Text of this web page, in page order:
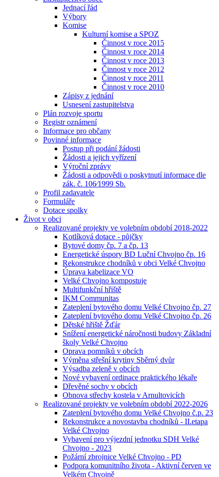
Jednací řád
Výbory
Komise
Kulturní komise a SPOZ
Činnost v roce 2015
Činnost v roce 2014
Činnost v roce 2013
Činnost v roce 2012
Činnost v roce 2011
Činnost v roce 2010
Zápisy z jednání
Usnesení zastupitelstva
Plán rozvoje sportu
Registr oznámení
Informace pro občany
Povinné informace
Postup při podání žádosti
Žádosti a jejich vyřízení
Výroční zprávy
Žádosti a odpovědi o poskytnutí informace dle
zák. č. 106⁄1999 Sb.
Profil zadavatele
Formuláře
Dotace spolky
Život v obci
Realizované projekty ve volebním období 2018-2022
Kotlíková dotace - půjčky
Bytové domy čp. 7 a čp. 13
Energetické úspory BD Luční Chvojno čp. 16
Rekonstrukce chodníků v obci Velké Chvojno
Úprava kabelizace VO
Velké Chvojno kompostuje
Multifunkční hřiště
IKM Communitas
Zateplení bytového domu Velké Chvojno čp. 27
Zateplení bytového domu Velké Chvojno čp. 26
Dětské hřiště Žďár
Snížení energetické náročnosti budovy Základní
školy Velké Chvojno
Oprava pomníků v obcích
Výměna střešní krytiny Sběrný dvůr
Výsadba zeleně v obcích
Nové vybavení ordinace praktického lékaře
Dřevěné sochy v obcích
Obnova střechy kostela v Arnultovicích
Realizované projekty ve volebním období 2022-2026
Zateplení bytového domu Velké Chvojno č.p. 23
Rekonstrukce a novostavba chodníků - II.etapa
Velké Chvojno
Vybavení pro výjezdní jednotku SDH Velké
Chvojno - 2023
Požární zbrojnice Velké Chvojno - PD
Podpora komunitního života - Aktivní červen ve
Velkém Chvojně